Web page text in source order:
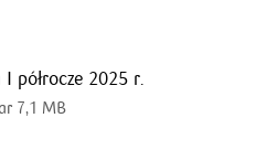
półrocze 2025 r.
7,1 MB